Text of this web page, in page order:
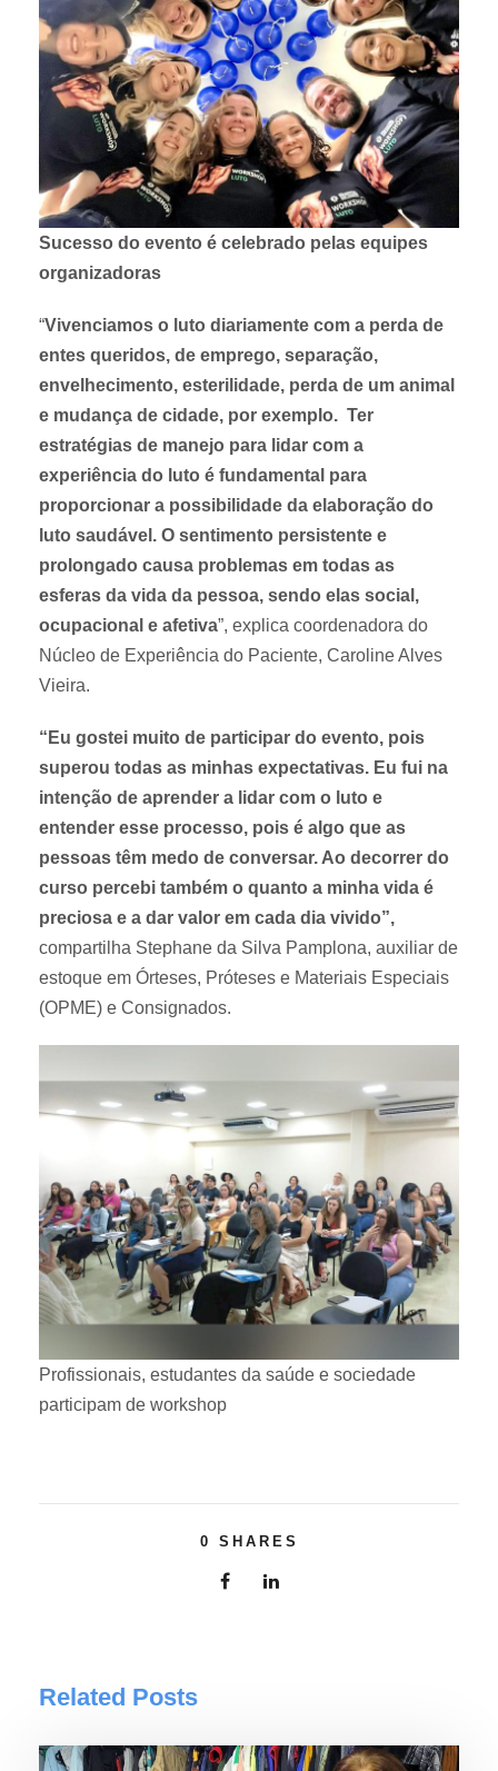
Sucesso do evento é celebrado pelas equipes
organizadoras
“Vivenciamos o luto diariamente com a perda de
entes queridos, de emprego, separação,
envelhecimento, esterilidade, perda de um animal
e mudança de cidade, por exemplo. Ter
estratégias de manejo para lidar com a
experiência do luto é fundamental para
proporcionar a possibilidade da elaboração do
luto saudável. O sentimento persistente e
prolongado causa problemas em todas as
esferas da vida da pessoa, sendo elas social,
ocupacional e afetiva”, explica coordenadora do
Núcleo de Experiência do Paciente, Caroline Alves
Vieira.
“Eu gostei muito de participar do evento, pois
superou todas as minhas expectativas. Eu fui na
intenção de aprender a lidar com o luto e
entender esse processo, pois é algo que as
pessoas têm medo de conversar. Ao decorrer do
curso percebi também o quanto a minha vida é
preciosa e a dar valor em cada dia vivido”,
compartilha Stephane da Silva Pamplona, auxiliar de
estoque em Órteses, Próteses e Materiais Especiais
(OPME) e Consignados.
Profissionais, estudantes da saúde e sociedade
participam de workshop
0 SHARES
Related Posts